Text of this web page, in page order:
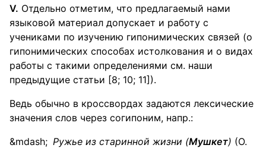
V. Отдельно отметим, что предлагаемый нами
языковой материал допускает и работу с
учениками по изучению гипонимических связей (о
гипонимических способах истолкования и о видах
работы с такими определениями см. наши
предыдущие статьи [8; 10; 11]).
Ведь обычно в кроссвордах задаются лексические
значения слов через согипоним, напр.:
Ружье из старинной жизни (Мушкет) (О.